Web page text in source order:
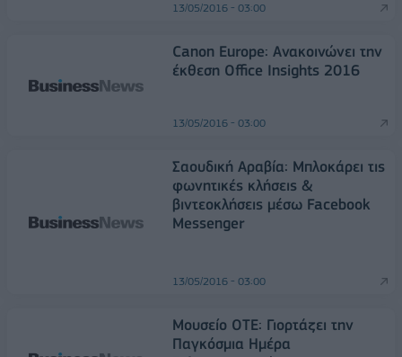
13/05/2016 - 03:00
Canon Europe: Ανακοινώνει την
έκθεση Office Insights 2016
13/05/2016 - 03:00
Σαουδική Αραβία: Μπλοκάρει τις
φωνητικές κλήσεις &
βιντεοκλήσεις μέσω Facebook
Messenger
13/05/2016 - 03:00
Μουσείο ΟΤΕ: Γιορτάζει την
Παγκόσμια Ημέρα